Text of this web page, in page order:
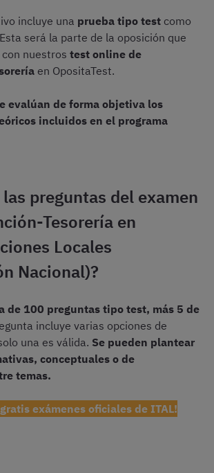
incluye una prueba tipo test como
será la parte de la oposición que
nuestros test online de
en OpositaTest.
evalúan de forma objetiva los
incluidos en el programa
las preguntas del examen
Tesorería en
Locales
Nacional)?
de 100 preguntas tipo test, más 5 de
incluye varias opciones de
una es válida. Se pueden plantear
conceptuales o de
temas.
gratis exámenes oficiales de ITAL!